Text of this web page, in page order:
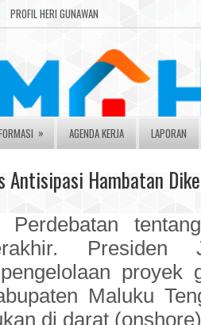
PROFIL HERI GUNAWAN
» AGENDA KERJA LAPORAN
Antisipasi Hambatan
Perdebatan
Presiden
proyek
Maluku
di darat